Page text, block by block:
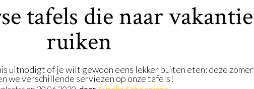
tafels die naar vakantie
ruiken
uitnodigt of je wilt gewoon eens lekker buiten eten: deze zomer
we verschillende serviezen op onze tafels!